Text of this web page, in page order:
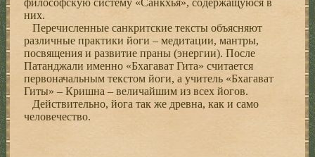
них.
Перечисленные санкритские тексты объясняют
различные практики йоги – медитации, мантры,
посвящения и развитие праны (энергии). После
Патанджали именно «Бхагават Гита» считается
первоначальным текстом йоги, а учитель «Бхагават
Гиты» – Кришна – величайшим из всех йогов.
Действительно, йога так же древна, как и само
человечество.